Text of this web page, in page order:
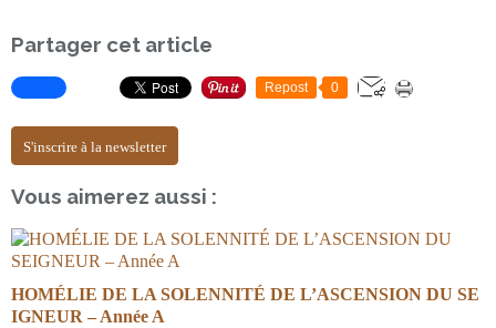
Partager cet article
Repost 0
S'inscrire à la newsletter
Vous aimerez aussi :
HOMÉLIE DE LA SOLENNITÉ DE L’ASCENSION DU SE
IGNEUR – Année A